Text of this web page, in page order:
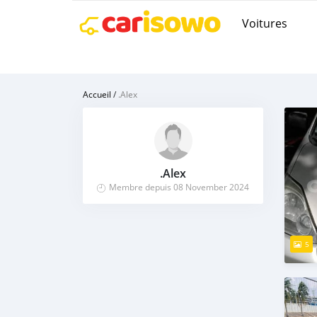
Voitures
Accueil /.Alex
.Alex
Membre depuis 08 November 2024
5